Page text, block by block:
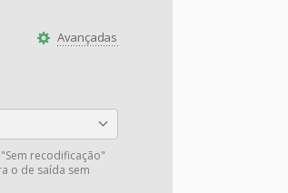
Avançadas
recodificação"
o de saída sem